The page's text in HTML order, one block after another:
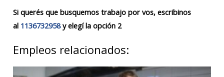
Si querés que busquemos trabajo por vos, escribinos
al 1136732958y elegí la opción 2
Empleos relacionados: